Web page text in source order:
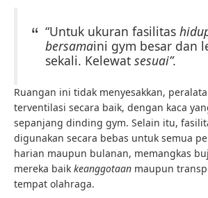
“Untuk ukuran fasilitas
bersamaini gym besar dan
sekali. Kelewat sesuai”.
Ruangan ini tidak menyesakkan,
terventilasi secara baik, dengan kaca
sepanjang dinding gym. Selain itu,
digunakan secara bebas untuk semua
harian maupun bulanan, memangkas
mereka baik keanggotaan maupun
tempat olahraga.